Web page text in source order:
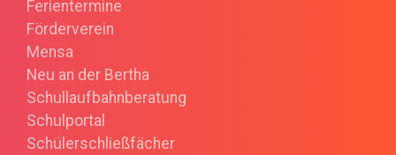
Ferientermine
Förderverein
Mensa
Neu an der Bertha
Schullaufbahnberatung
Schulportal
Schülerschließfächer